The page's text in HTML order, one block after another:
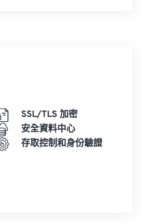
SSL/TLS 加密
安全資料中心
存取控制和身份驗證